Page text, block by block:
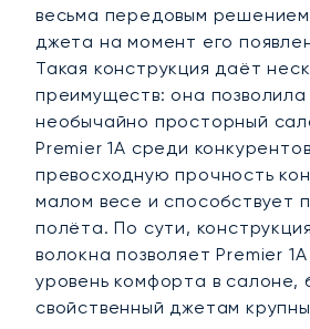
весьма передовым
джета на момент его
Такая конструкция даёт
преимуществ: она позволила
необычайно просторный
Premier 1A среди
превосходную прочность
малом весе и способствует
полёта. По сути,
волокна позволяет Premier
уровень комфорта в салоне,
свойственный джетам